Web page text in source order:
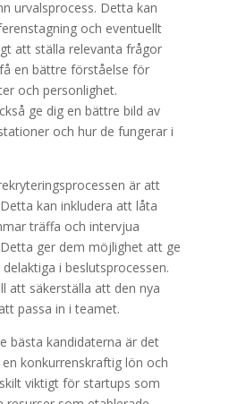
urvalsprocess. Detta kan
och eventuellt
att ställa relevanta frågor
en bättre förståelse för
och personlighet.
ge dig en bättre bild av
och hur de fungerar i
är att
kan inkludera att låta
träffa och intervjua
ger dem möjlighet att ge
i beslutsprocessen.
att säkerställa att den nya
passa in i teamet.
bästa kandidaterna är det
konkurrenskraftig lön och
viktigt för startups som